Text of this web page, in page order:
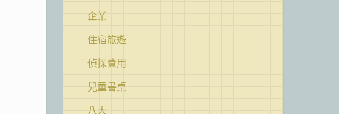
企業
住宿旅遊
偵探費用
兒童書桌
八大